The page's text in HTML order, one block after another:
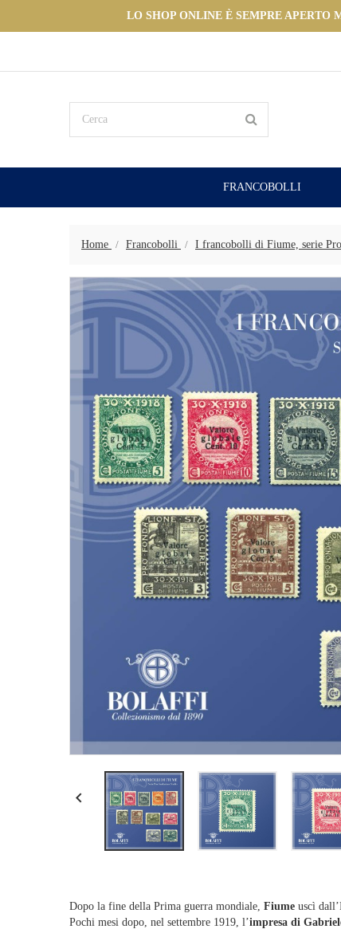
LO SHOP ONLINE È SEMPRE APERTO
FRANCOBOLLI
Home Francobolli I francobolli di Fiume, serie

Dopo la fine della Prima guerra mondiale, Fiume uscì
Pochi mesi dopo, nel settembre 1919, l’impresa di